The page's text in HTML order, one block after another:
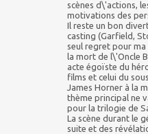
scènes d\'actions,
motivations des
Il reste un bon
casting (Garfield,
seul regret pour
la mort de l\'Oncle
acte égoïste du
films et celui du
James Horner à la
thème principal ne
pour la trilogie de
La scène durant le
suite et des